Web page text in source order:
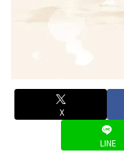
X
LINE